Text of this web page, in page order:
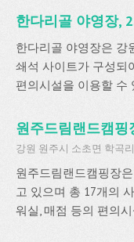
한다리골 야영장,
한다리골 야영장은 강
쇄석 사이트가 구성되
편의시설을 이용할 수
원주드림랜드캠핑
강원 원주시 소초면 학곡
원주드림랜드캠핑장
고 있으며 총 17개의
워실, 매점 등의 편의